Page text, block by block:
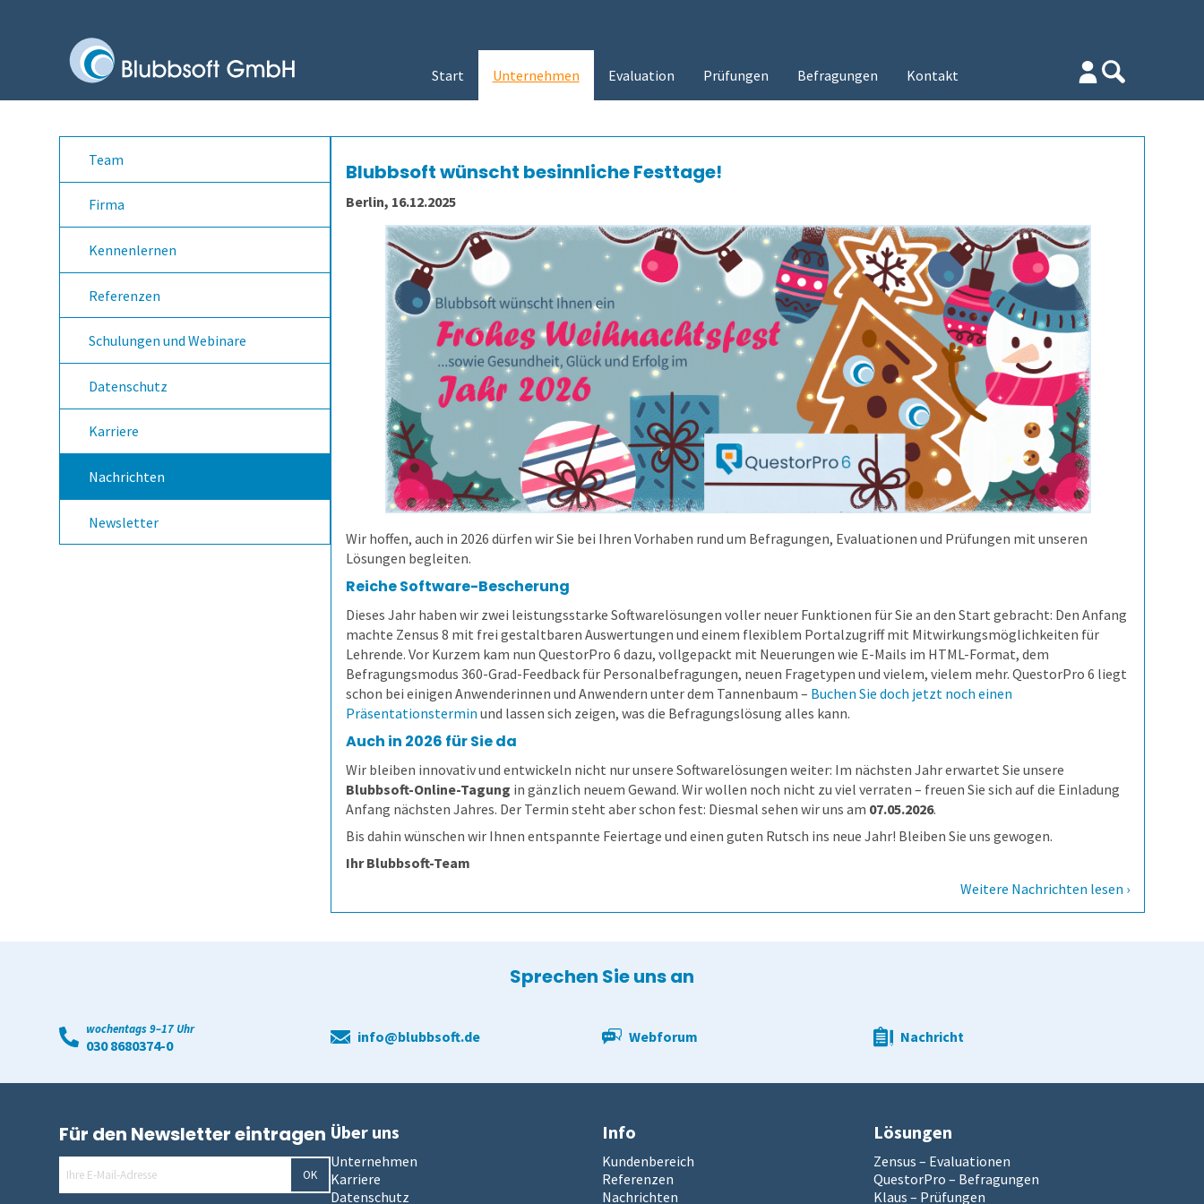
Start Unternehmen Evaluation Prüfungen Befragungen Kontakt
Team
Firma
Kennenlernen
Referenzen
Schulungen und Webinare
Datenschutz
Karriere
Nachrichten
Newsletter
Blubbsoft wünscht besinnliche Festtage!
Berlin, 16.12.2025
Wir hoffen, auch in 2026 dürfen wir Sie bei Ihren Vorhaben rund um Befragungen, Evaluationen und Prüfungen mit unseren
Lösungen begleiten.
Reiche Software-Bescherung
Dieses Jahr haben wir zwei leistungsstarke Softwarelösungen voller neuer Funktionen für Sie an den Start gebracht: Den Anfang
machte Zensus 8 mit frei gestaltbaren Auswertungen und einem flexiblem Portalzugriff mit Mitwirkungsmöglichkeiten für
Lehrende. Vor Kurzem kam nun QuestorPro 6 dazu, vollgepackt mit Neuerungen wie E-Mails im HTML-Format, dem
Befragungsmodus 360-Grad-Feedback für Personalbefragungen, neuen Fragetypen und vielem, vielem mehr. QuestorPro 6 liegt
schon bei einigen Anwenderinnen und Anwendern unter dem Tannenbaum – Buchen Sie doch jetzt noch einen
Präsentationstermin und lassen sich zeigen, was die Befragungslösung alles kann.
Auch in 2026 für Sie da
Wir bleiben innovativ und entwickeln nicht nur unsere Softwarelösungen weiter: Im nächsten Jahr erwartet Sie unsere
Blubbsoft-Online-Tagung in gänzlich neuem Gewand. Wir wollen noch nicht zu viel verraten – freuen Sie sich auf die Einladung
Anfang nächsten Jahres. Der Termin steht aber schon fest: Diesmal sehen wir uns am 07.05.2026.
Bis dahin wünschen wir Ihnen entspannte Feiertage und einen guten Rutsch ins neue Jahr! Bleiben Sie uns gewogen.
Ihr Blubbsoft-Team
Weitere Nachrichten lesen ›
Sprechen Sie uns an
wochentags 9–17 Uhr
030 8680374-0 info@blubbsoft.de Webforum Nachricht
Für den Newsletter eintragen
OK
Über uns
Unternehmen
Karriere
Datenschutz
Info
Kundenbereich
Referenzen
Nachrichten
Lösungen
Zensus – Evaluationen
QuestorPro – Befragungen
Klaus – Prüfungen